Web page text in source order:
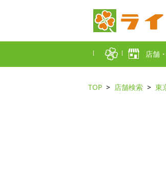
店舗
TOP 店舗検索 東